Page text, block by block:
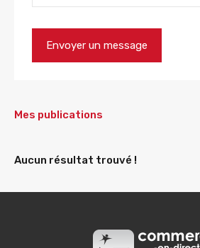
Mes publications
Aucun résultat trouvé !